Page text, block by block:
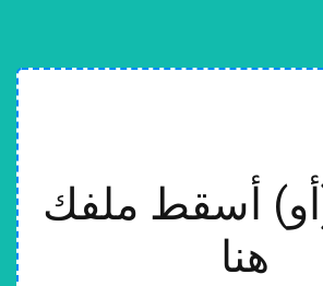
أسقط ملفك
هنا